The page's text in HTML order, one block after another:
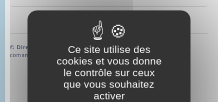
© Direction de l’information légale et administrative
comarquage developpé parbaseo.io
Ce site utilise des
cookies et vous donne
le contrôle sur ceux
que vous souhaitez
activer